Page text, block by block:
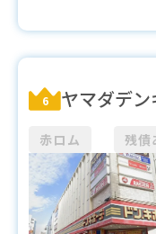
6 ヤマダデ
赤ロム 残債